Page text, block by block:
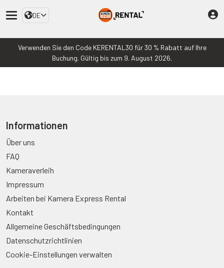
DE
Verwenden Sie den Code KERENTAL30 für 30 % Rabatt auf Ihre
Buchung. Gültig bis zum 9. August 2026.
Informationen
Über uns
FAQ
Kameraverleih
Impressum
Arbeiten bei Kamera Express Rental
Kontakt
Allgemeine Geschäftsbedingungen
Datenschutzrichtlinien
Cookie-Einstellungen verwalten